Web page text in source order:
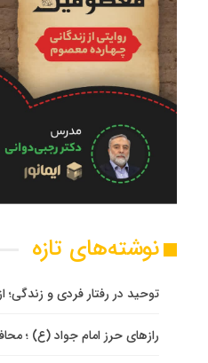
نوشته‌های تازه
توحید در رفتار فردی و زندگی؛
رازهای حرز امام جواد (ع) ؛